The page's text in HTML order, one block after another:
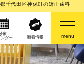
千代田区神保町の矯正歯科
療
ンダー
新着情報 menu